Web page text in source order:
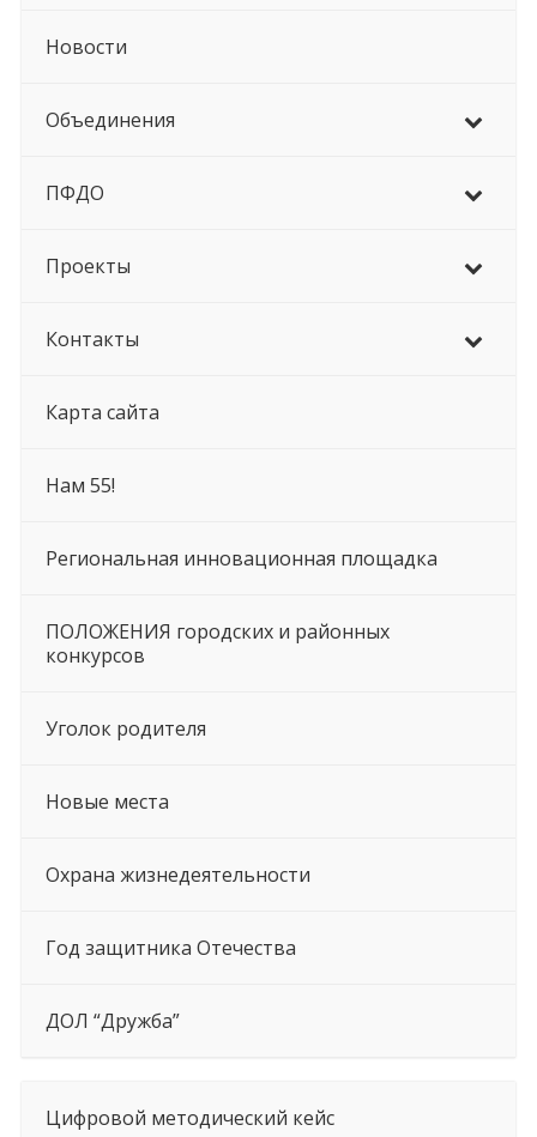
Новости
Объединения
ПФДО
Проекты
Контакты
Карта сайта
Нам 55!
Региональная инновационная площадка
ПОЛОЖЕНИЯ городских и районных
конкурсов
Уголок родителя
Новые места
Охрана жизнедеятельности
Год защитника Отечества
ДОЛ “Дружба”
Цифровой методический кейс